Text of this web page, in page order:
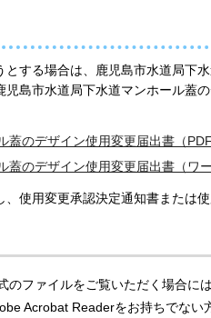
する場合は、鹿児島市水道局下
島市水道局下水道マンホール蓋
蓋のデザイン使用変更届出書（PDF
蓋のデザイン使用変更届出書（ワー
使用変更承認決定通知書または
のファイルをご覧いただく場合に
Acrobat Readerをお持ちでない